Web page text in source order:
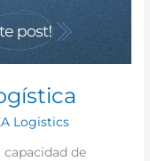
Logistics
capacidad de